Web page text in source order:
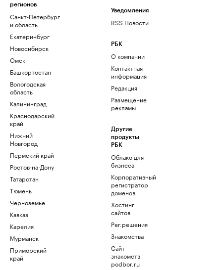
регионов
Санкт-Петербург
и область
Екатеринбург
Новосибирск
Омск
Башкортостан
Вологодская
область
Калининград
Краснодарский
край
Нижний
Новгород
Пермский край
Ростов-на-Дону
Татарстан
Тюмень
Черноземье
Кавказ
Карелия
Мурманск
Приморский
край
Уведомления
RSS Новости
РБК
О компании
Контактная
информация
Редакция
Размещение
рекламы
Другие
продукты
РБК
Облако для
бизнеса
Корпоративный
регистратор
доменов
Хостинг
сайтов
Рег.решения
Знакомства
Сайт
знакомств
podbor.ru